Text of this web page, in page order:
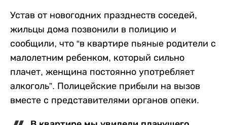
Устав от новогодних празднеств соседей,
жильцы дома позвонили в полицию и
сообщили, что “в квартире пьяные родители с
малолетним ребенком, который сильно
плачет, женщина постоянно употребляет
алкоголь”. Полицейские прибыли на вызов
вместе с представителями органов опеки.